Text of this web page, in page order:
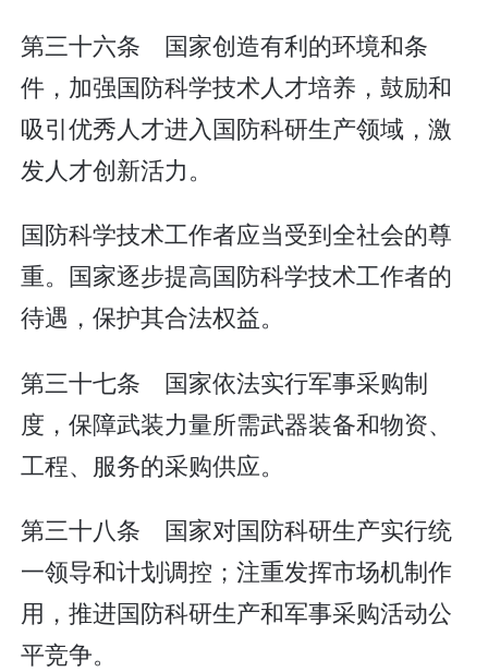
第三十六条 国家创造有利的环境和条
件，加强国防科学技术人才培养，鼓励和
吸引优秀人才进入国防科研生产领域，激
发人才创新活力。
国防科学技术工作者应当受到全社会的尊
重。国家逐步提高国防科学技术工作者的
待遇，保护其合法权益。
第三十七条 国家依法实行军事采购制
度，保障武装力量所需武器装备和物资、
工程、服务的采购供应。
第三十八条 国家对国防科研生产实行统
一领导和计划调控；注重发挥市场机制作
用，推进国防科研生产和军事采购活动公
平竞争。